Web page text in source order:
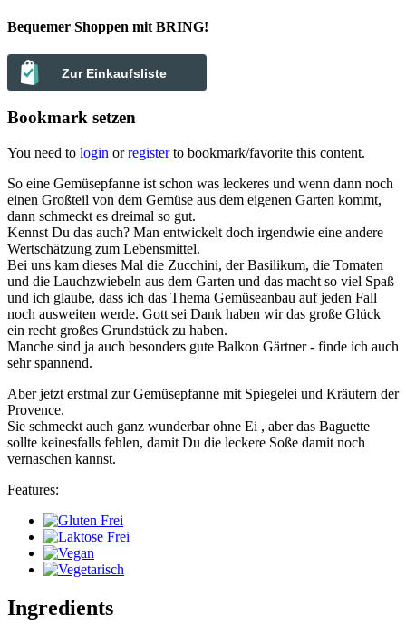
Bequemer Shoppen mit BRING!
Zur Einkaufsliste
Bookmark setzen
You need to login orregisterto bookmark/favorite this content.
So eine Gemüsepfanne ist schon was leckeres und wenn dann noch
einen Großteil von dem Gemüse aus dem eigenen Garten kommt,
dann schmeckt es dreimal so gut.
Kennst Du das auch? Man entwickelt doch irgendwie eine andere
Wertschätzung zum Lebensmittel.
Bei uns kam dieses Mal die Zucchini, der Basilikum, die Tomaten
und die Lauchzwiebeln aus dem Garten und das macht so viel Spaß
und ich glaube, dass ich das Thema Gemüseanbau auf jeden Fall
noch ausweiten werde. Gott sei Dank haben wir das große Glück
ein recht großes Grundstück zu haben.
Manche sind ja auch besonders gute Balkon Gärtner - finde ich auch
sehr spannend.
Aber jetzt erstmal zur Gemüsepfanne mit Spiegelei und Kräutern der
Provence.
Sie schmeckt auch ganz wunderbar ohne Ei , aber das Baguette
sollte keinesfalls fehlen, damit Du die leckere Soße damit noch
vernaschen kannst.
Features:
Ingredients